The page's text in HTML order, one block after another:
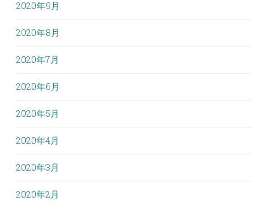
2020年9月
2020年8月
2020年7月
2020年6月
2020年5月
2020年4月
2020年3月
2020年2月